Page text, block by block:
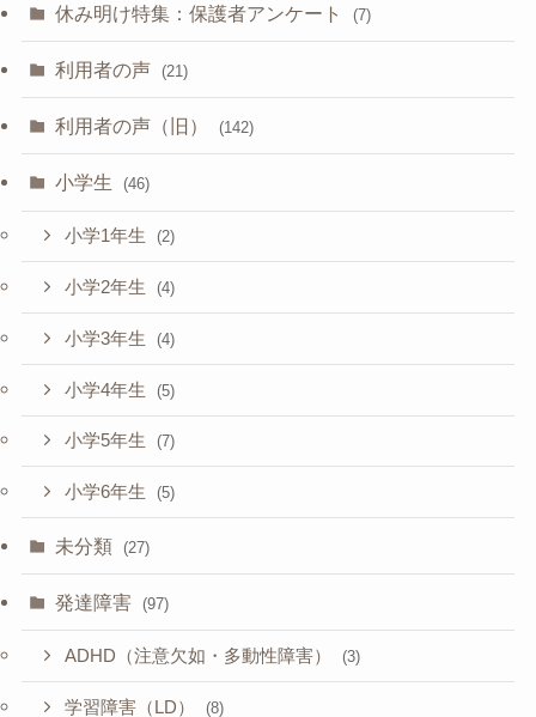
休み明け特集：保護者アンケート (7)
利用者の声 (21)
利用者の声（旧） (142)
小学生 (46)
小学1年生 (2)
小学2年生 (4)
小学3年生 (4)
小学4年生 (5)
小学5年生 (7)
小学6年生 (5)
未分類 (27)
発達障害 (97)
ADHD（注意欠如・多動性障害） (3)
学習障害（LD） (8)